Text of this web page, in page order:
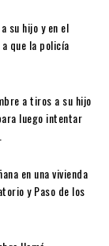
su hijo y en el
que la policía
a tiros a su hijo
luego intentar
en una vivienda
y Paso de los